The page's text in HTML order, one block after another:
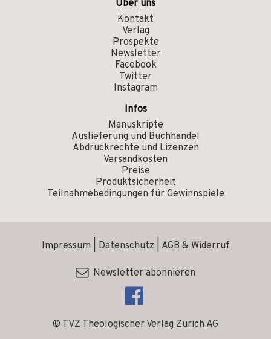
Über uns
Kontakt
Verlag
Prospekte
Newsletter
Facebook
Twitter
Instagram
Infos
Manuskripte
Auslieferung und Buchhandel
Abdruckrechte und Lizenzen
Versandkosten
Preise
Produktsicherheit
Teilnahmebedingungen für Gewinnspiele
© TVZ Theologischer Verlag Zürich AG
Impressum Datenschutz AGB & Widerruf
Newsletter abonnieren